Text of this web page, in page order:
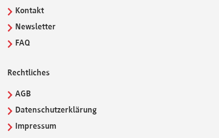
Kontakt
Newsletter
FAQ
Rechtliches
AGB
Datenschutzerklärung
Impressum